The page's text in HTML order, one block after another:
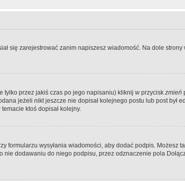
się zarejestrować zanim napiszesz wiadomość. Na dole
tylko przez jakiś czas po jego napisaniu) kliknij w przycisk zmień
jeżeli nikt jeszcze nie dopisał kolejnego postu lub post był
ktoś dopisał kolejny.
formularzu wysyłania wiadomości, aby dodać podpis. Możesz
dodawaniu do niego podpisu, przez odznaczenie pola